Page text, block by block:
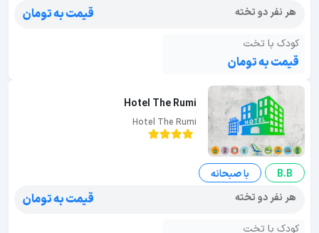
هر نفر دو تخته
قیمت به تومان
کودک با تخت
قیمت به تومان
Hotel The Rumi
Hotel The Rumi
B.B
با صبحانه
هر نفر دو تخته
قیمت به تومان
کودک با تخت